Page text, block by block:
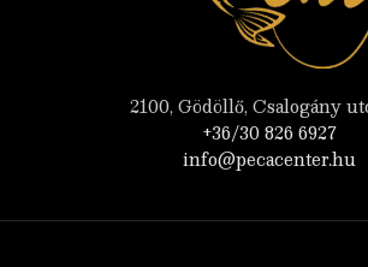
2100, Gödöllő, Csalogány
+36/30 826 6927
info@pecacenter.hu